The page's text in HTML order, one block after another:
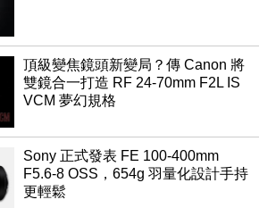
頂級變焦鏡頭新變局？傳 Canon 將
雙鏡合一打造 RF 24-70mm F2L IS
VCM 夢幻規格
Sony 正式發表 FE 100-400mm
F5.6-8 OSS，654g 羽量化設計手持
更輕鬆